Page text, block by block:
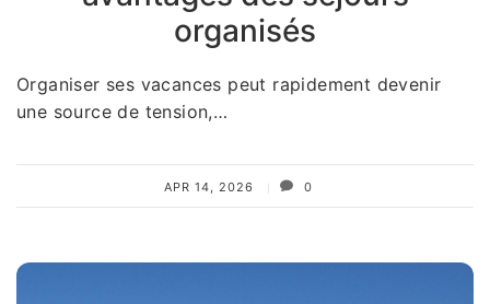
organisés
Organiser ses vacances peut rapidement devenir
une source de tension,…
APR 14, 2026 0